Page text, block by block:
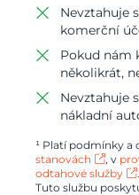
Nevztahuje
komerční
Pokud nám
několikrát,
Nevztahuje
nákladní
¹ Platí podmínky a
stanovách
, v
odtahové služby
.
Tuto službu